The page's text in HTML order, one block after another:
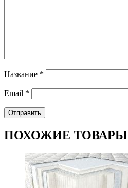
Название *
Email *
ПОХОЖИЕ ТОВАРЫ